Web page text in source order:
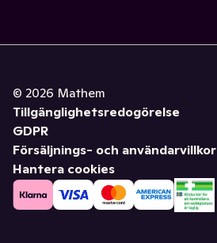
© 2026 Mathem
Tillgänglighetsredogörelse
GDPR
Försäljnings- och användarvillkor
Hantera cookies